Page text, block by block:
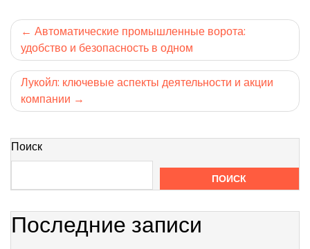
Навигация
по
записям
Автоматические промышленные ворота:
удобство и безопасность в одном
Лукойл: ключевые аспекты деятельности и акции
компании
Поиск
ПОИСК
Последние записи